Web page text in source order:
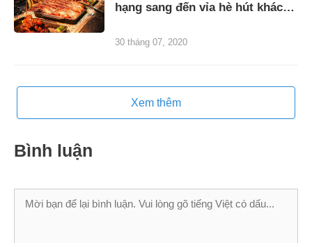
hạng sang đến vỉa hè hút khách
30 tháng 07, 2020
Xem thêm
Bình luận
Bình